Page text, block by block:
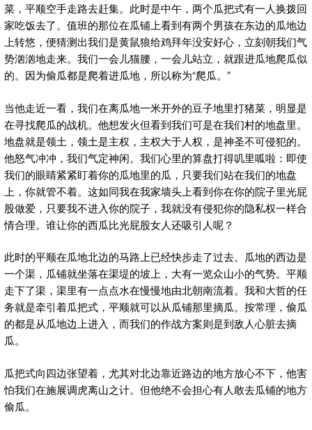
菜，平顺空手走路去赶集。此时是中午，两个瓜把式有一人换拨回
家吃饭去了。值班的那位在瓜铺上看到有两个男孩在东边的瓜地边
上转悠，便猜测出我们是黄鼠狼给鸡拜年没安好心，立刻朝我们气
势汹汹地走来。我们一会儿猫腰，一会儿站立，就跟进瓜地爬瓜似
的。因为偷瓜都是爬着进瓜地，所以称为“爬瓜。”
当他走近一看，我们在离瓜地一米开外的豆子地里打猪菜，明显是
在寻找爬瓜的战机。他想发火但看到我们可是在我们村的地盘里。
地盘就是领土，领土是主权，主权大于人权，是神圣不可侵犯的。
他怒气冲冲，我们气定神闲。我们心里的算盘打得叽里呱啦：即使
我们的眼睛紧紧盯着你的瓜地里的瓜，只要我们站在我们的地盘
上，你就管不着。这如同我在我家墙头上看到你在你的院子里光屁
股做爱，只要我不进入你的院子，我就没有侵犯你的隐私权一样合
情合理。谁让你的西瓜比光屁股女人还吸引人呢？
此时的平顺在瓜地北边的马路上已经快步走了过去。瓜地的西边是
一个渠，瓜铺就坐落在渠堤的坡上，大有一览众山小的气势。平顺
走下了渠，渠里有一点点水在慢慢地由北朝南流着。我和大哲的任
务就是牵引着瓜把式，平顺就可以从瓜铺那里摘瓜。按常理，偷瓜
的都是从瓜地边上进入，而我们的作战方案则是到敌人心脏去摘
瓜。
瓜把式向四边张望着，尤其对北边靠近路边的地方放心不下，他害
怕我们在施展调虎离山之计。但他绝不会担心有人敢去瓜铺的地方
偷瓜。